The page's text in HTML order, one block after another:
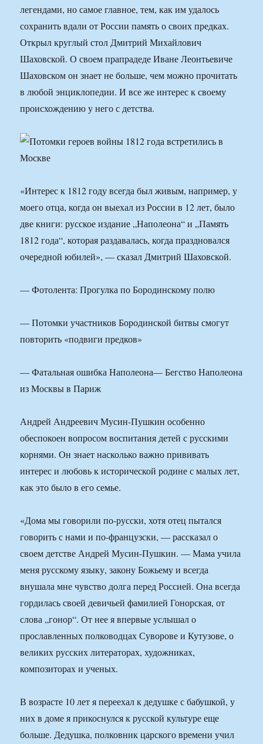
легендами, но самое главное, тем, как им удалось
сохранить вдали от России память о своих предках.
Открыл круглый стол Дмитрий Михайлович
Шаховской. О своем прапрадеде Иване Леонтьевиче
Шаховском он знает не больше, чем можно прочитать
в любой энциклопедии. И все же интерес к своему
происхождению у него с детства.
«Интерес к 1812 году всегда был живым, например, у
моего отца, когда он выехал из России в 12 лет, было
две книги: русское издание „Наполеона“ и „Память
1812 года“, которая раздавалась, когда праздновался
очередной юбилей», — сказал Дмитрий Шаховской.
— Фотолента: Прогулка по Бородинскому полю
— Потомки участников Бородинской битвы смогут
повторить «подвиги предков»
— Фатальная ошибка Наполеона— Бегство Наполеона
из Москвы в Париж
Андрей Андреевич Мусин-Пушкин особенно
обеспокоен вопросом воспитания детей с русскими
корнями. Он знает насколько важно прививать
интерес и любовь к исторической родине с малых лет,
как это было в его семье.
«Дома мы говорили по-русски, хотя отец пытался
говорить с нами и по-французски, — рассказал о
своем детстве Андрей Мусин-Пушкин. — Мама учила
меня русскому языку, закону Божьему и всегда
внушала мне чувство долга перед Россией. Она всегда
гордилась своей девичьей фамилией Гонорская, от
слова „гонор“. От нее я впервые услышал о
прославленных полководцах Суворове и Кутузове, о
великих русских литераторах, художниках,
композиторах и ученых.
В возрасте 10 лет я переехал к дедушке с бабушкой, у
них в доме я прикоснулся к русской культуре еще
больше. Дедушка, полковник царского времени учил